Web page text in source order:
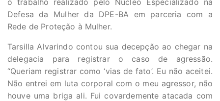
Defesa da Mulher da DPE-BA em parceria com a
Rede de Proteção à Mulher.
Tarsilla Alvarindo contou sua decepção ao chegar na
delegacia para registrar o caso de agressão.
“Queriam registrar como ‘vias de fato’. Eu não aceitei.
Não entrei em luta corporal com o meu agressor, não
houve uma briga ali. Fui covardemente atacada com